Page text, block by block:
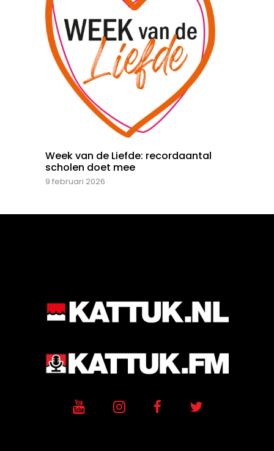
Week van de Liefde: recordaantal
scholen doet mee
9 februari 2026